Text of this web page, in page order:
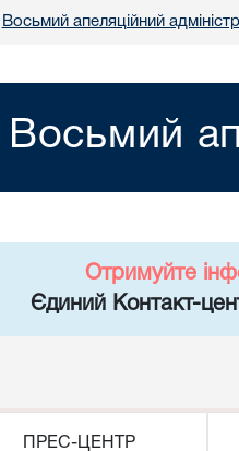
Восьмий апеляційний
Восьмий
Отримуйте
Єдиний Контакт-
ПРЕС-ЦЕНТР